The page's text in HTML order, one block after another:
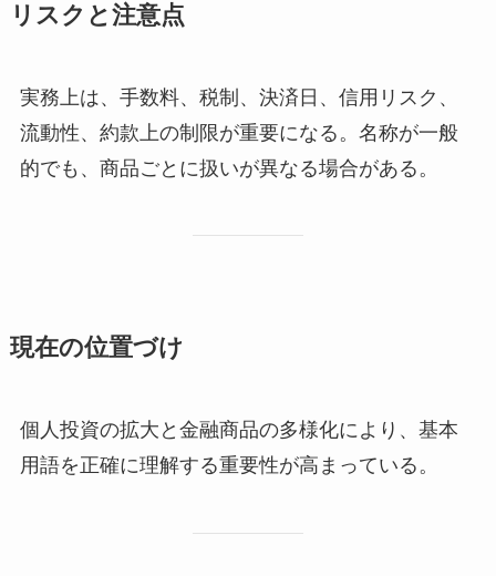
リスクと注意点
実務上は、手数料、税制、決済日、信用リスク、
流動性、約款上の制限が重要になる。名称が一般
的でも、商品ごとに扱いが異なる場合がある。
現在の位置づけ
個人投資の拡大と金融商品の多様化により、基本
用語を正確に理解する重要性が高まっている。